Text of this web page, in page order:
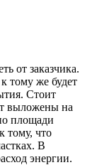
от заказчика.
тому же будет
Стоит
выложены на
площади
тому, что
В
энергии.